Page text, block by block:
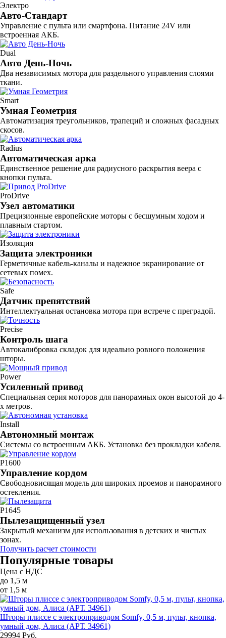
Электро
Авто-Стандарт
Управление с пульта или смартфона. Питание 24V или
встроенная АКБ.
Dual
Авто День-Ночь
Два независимых мотора для раздельного управления слоями
ткани.
Smart
Умная Геометрия
Автоматизация треугольников, трапеций и сложных фасадных
скосов.
Radius
Автоматическая арка
Единственное решение для радиусного раскрытия веера с
кнопки пульта.
ProDrive
Узел автоматики
Прецизионные европейские моторы с бесшумным ходом и
плавным стартом.
Изоляция
Защита электроники
Герметичные кабель-каналы и надежное экранирование от
сетевых помех.
Safe
Датчик препятствий
Интеллектуальная остановка мотора при встрече с преградой.
Precise
Контроль шага
Автокалибровка складок для идеально ровного положения
шторы.
Power
Усиленный привод
Специальная серия моторов для панорамных окон высотой до 4-
х метров.
Install
Автономный монтаж
Системы со встроенным АКБ. Установка без прокладки кабеля.
P1600
Управление кордом
Свободновисящая модель для широких проемов и панорамного
остекления.
P1645
Пылезащищенный узел
Закрытый механизм для использования в детских и чистых
зонах.
Получить расчет стоимости
Популярные товары
Цена с НДС
до 1,5 м
от 1,5 м
Шторы плиссе с электроприводом Somfy, 0,5 м, пульт, кнопка,
умный дом, Алиса (АРТ. 34961)
29994 Руб.